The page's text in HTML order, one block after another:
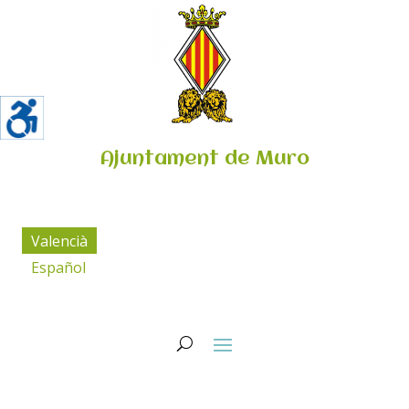
Ajuntament de Muro
Valencià
Español